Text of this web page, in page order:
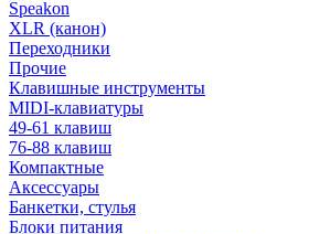
Speakon
XLR (канон)
Переходники
Прочие
Клавишные инструменты
MIDI-клавиатуры
49-61 клавиш
76-88 клавиш
Компактные
Аксессуары
Банкетки, стулья
Блоки питания